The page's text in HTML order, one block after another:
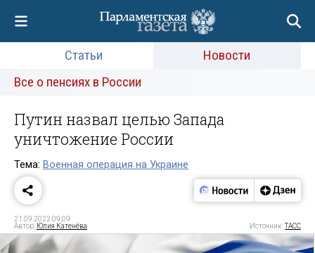
Статьи
Новости
Все о пенсиях в России
Путин назвал целью Запада
уничтожение России
Тема: Военная операция на Украине
21.09.2022 09:09
Автор: Юлия Катенёва Источник:ТАСС